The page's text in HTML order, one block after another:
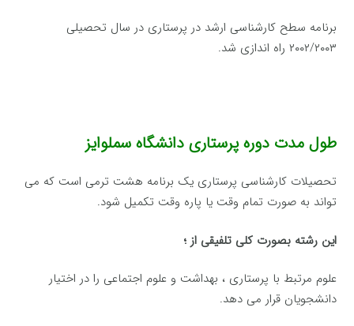
برنامه سطح کارشناسی ارشد در پرستاری در سال تحصیلی
۲۰۰۲/۲۰۰۳ راه اندازی شد.
طول مدت دوره پرستاری دانشگاه سملوایز
تحصیلات کارشناسی پرستاری یک برنامه هشت ترمی است که می
تواند به صورت تمام وقت یا پاره وقت تکمیل شود.
این رشته بصورت کلی تلفیقی از ؛
علوم مرتبط با پرستاری ، بهداشت و علوم اجتماعی را در اختیار
دانشجویان قرار می دهد.